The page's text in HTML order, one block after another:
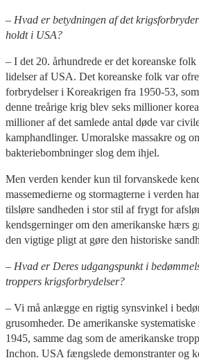
– Hvad er betydningen af det
holdt i USA?
– I det 20. århundrede er det koreanske
lidelser af USA. Det koreanske folk var
forbrydelser i Koreakrigen fra 1950-53,
denne treårige krig blev seks millioner
millioner af det samlede antal døde var
kamphandlinger. Umoralske massakre og
bakteriebombninger slog dem ihjel.
Men verden kender kun til forvanskede
massemedierne og stormagterne i verden
tilsløre sandheden i stor stil af frygt for
kendsgerninger om den amerikanske hærs
den vigtige pligt at gøre den historiske
– Hvad er Deres udgangspunkt i
troppers krigsforbrydelser?
– Vi må anlægge en rigtig synsvinkel i
grusomheder. De amerikanske systematiske
1945, samme dag som de amerikanske
Inchon. USA fængslede demonstranter og